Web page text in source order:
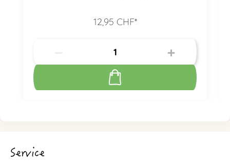
12,95 CHF*
Service